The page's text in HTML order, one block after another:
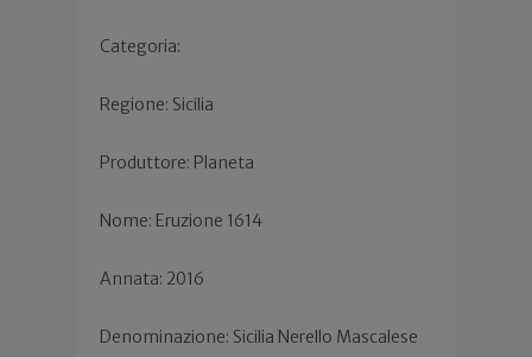
Categoria:
Regione: Sicilia
Produttore: Planeta
Nome: Eruzione 1614
Annata: 2016
Denominazione: Sicilia Nerello Mascalese